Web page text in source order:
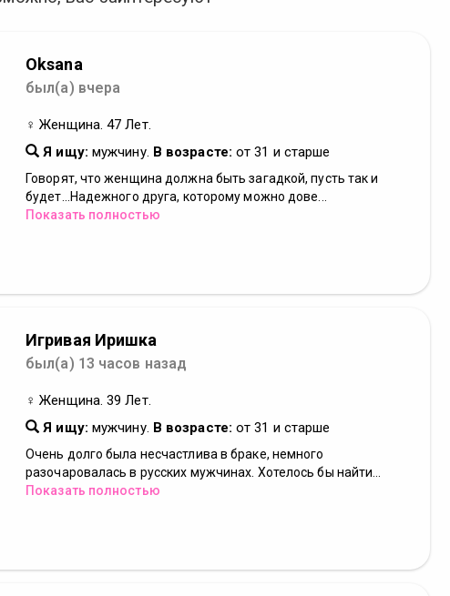
Oksana
был(а) вчера
♀ Женщина. 47 Лет.
Я ищу: мужчину. В возрасте: от 31 и старше
Говорят, что женщина должна быть загадкой, пусть так и
будет...Надежного друга, которому можно дове...
Показать полностью
Игривая Иришка
был(а) 13 часов назад
♀ Женщина. 39 Лет.
Я ищу: мужчину. В возрасте: от 31 и старше
Очень долго была несчастлива в браке, немного
разочаровалась в русских мужчинах. Хотелось бы найти...
Показать полностью